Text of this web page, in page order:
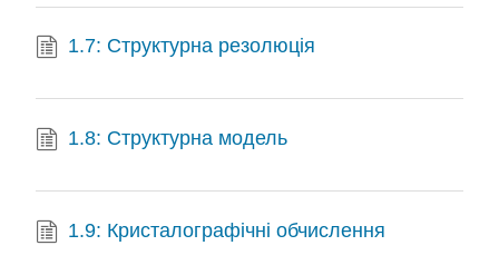
1.7: Структурна резолюція
1.8: Структурна модель
1.9: Кристалографічні обчислення